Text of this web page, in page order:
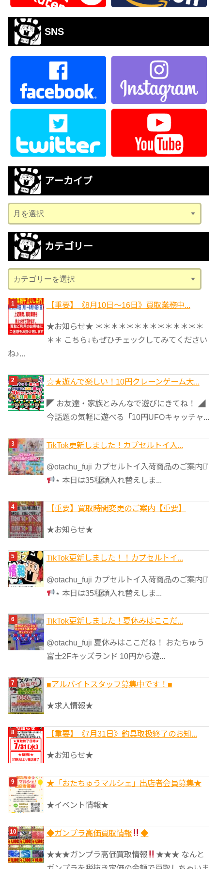
SNS
アーカイブ
ー
カ
ブ
カテゴリー
テ
ゴ
リ
ー
【重要】《8月10日～16日》買取業務中...
★お知らせ★ ＊＊＊＊＊＊＊＊＊＊＊＊＊＊
＊＊ こちら↓もぜひチェックしてみてください
ね♪...
☆★遊んで楽しい！10円クレーンゲーム大...
◤ お友達・家族とみんなで遊びにきてね！ ◢
今話題の気軽に遊べる「10円UFOキャッチャ...
TikTok更新しました！カプセルトイ入...
@otachu_fuji カプセルトイ入荷商品のご案内⋆͛
⋆ 本日は35種類入れ替えしま...
【重要】買取時間変更のご案内【重要】
★お知らせ★
TikTok更新しました！！カプセルトイ...
@otachu_fuji カプセルトイ入荷商品のご案内⋆͛
⋆ 本日は35種類入れ替えしま...
TikTok更新しました！夏休みはここだ...
@otachu_fuji 夏休みはここだね！ おたちゅう
富士2Fキッズランド 10円から遊...
■アルバイトスタッフ募集中です！■
★求人情報★
【重要】《7月31日》釣具取扱終了のお知...
★お知らせ★
★「おたちゅうマルシェ」出店者会員募集★
★イベント情報★
◆ガンプラ高価買取情報 ◆
★★★ガンプラ高価買取情報
★★★ なんと